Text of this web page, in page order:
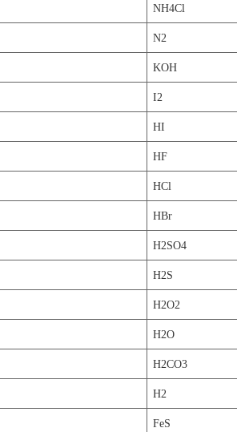
NH4Cl
N2
KOH
I2
HI
HF
HCl
HBr
H2SO4
H2S
H2O2
H2O
H2CO3
H2
FeS